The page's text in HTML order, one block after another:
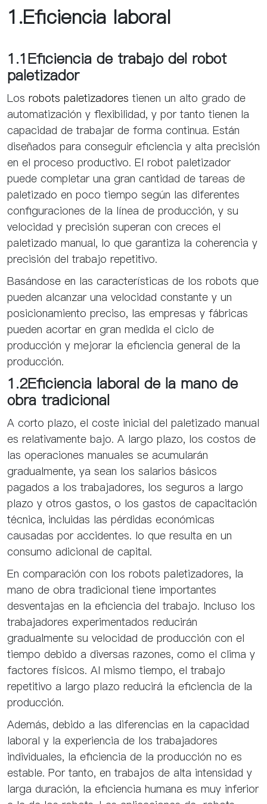
1.Eficiencia laboral
1.1Eficiencia de trabajo del robot
paletizador
Los robots paletizadores tienen un alto grado de
automatización y flexibilidad, y por tanto tienen la
capacidad de trabajar de forma continua. Están
diseñados para conseguir eficiencia y alta precisión
en el proceso productivo. El robot paletizador
puede completar una gran cantidad de tareas de
paletizado en poco tiempo según las diferentes
configuraciones de la línea de producción, y su
velocidad y precisión superan con creces el
paletizado manual, lo que garantiza la coherencia y
precisión del trabajo repetitivo.
Basándose en las características de los robots que
pueden alcanzar una velocidad constante y un
posicionamiento preciso, las empresas y fábricas
pueden acortar en gran medida el ciclo de
producción y mejorar la eficiencia general de la
producción.
1.2Eficiencia laboral de la mano de
obra tradicional
A corto plazo, el coste inicial del paletizado manual
es relativamente bajo. A largo plazo, los costos de
las operaciones manuales se acumularán
gradualmente, ya sean los salarios básicos
pagados a los trabajadores, los seguros a largo
plazo y otros gastos, o los gastos de capacitación
técnica, incluidas las pérdidas económicas
causadas por accidentes. lo que resulta en un
consumo adicional de capital.
En comparación con los robots paletizadores, la
mano de obra tradicional tiene importantes
desventajas en la eficiencia del trabajo. Incluso los
trabajadores experimentados reducirán
gradualmente su velocidad de producción con el
tiempo debido a diversas razones, como el clima y
factores físicos. Al mismo tiempo, el trabajo
repetitivo a largo plazo reducirá la eficiencia de la
producción.
Además, debido a las diferencias en la capacidad
laboral y la experiencia de los trabajadores
individuales, la eficiencia de la producción no es
estable. Por tanto, en trabajos de alta intensidad y
larga duración, la eficiencia humana es muy inferior